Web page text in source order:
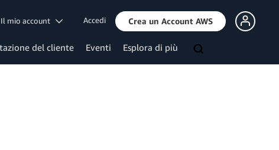
Il mio account Accedi Crea un Account AWS
del cliente Eventi Esplora di più